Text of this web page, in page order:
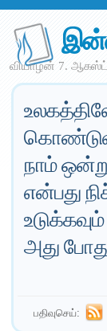
வியாழன் 7. ஆகஸ்ட்
நாம்
என்பது
அது
பதிவுசெய்: